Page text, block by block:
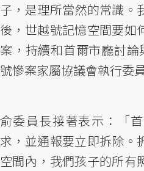
子，是理所當然的常識。
後，世越號記憶空間要如
案，持續和首爾市廳討
號慘案家屬協議會執行委
俞委員長接著表示：「
求，並通報要立即拆除。
空間內，我們孩子的所有